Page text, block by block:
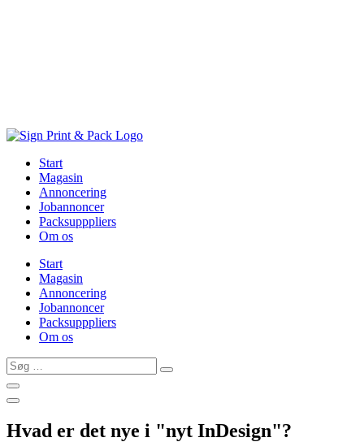
Start
Magasin
Annoncering
Jobannoncer
Packsupppliers
Om os
Start
Magasin
Annoncering
Jobannoncer
Packsupppliers
Om os
Søg
…
Hvad er det nye i "nyt InDesign"?